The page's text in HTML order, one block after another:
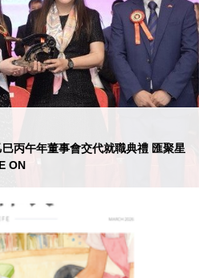
丙午年董事會交代就職典禮 匯聚星
ON